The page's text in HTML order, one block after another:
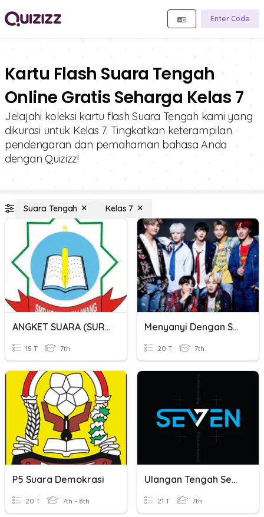
Enter Code
Kartu Flash Suara Tengah
Online Gratis Seharga Kelas 7
Jelajahi koleksi kartu flash Suara Tengah kami yang
dikurasi untuk Kelas 7. Tingkatkan keterampilan
pendengaran dan pemahaman bahasa Anda
dengan Quizizz!
Suara Tengah Kelas 7
ANGKET SUARA (SURVEI KARAKTER)
15 T 7th
Menyanyi Dengan Satu Suara
20 T 7th
P5 Suara Demokrasi
20 T 7th - 8th
Ulangan Tengah Semester
21 T 7th